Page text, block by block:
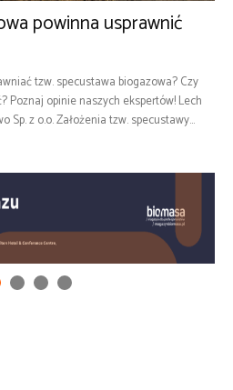
powinna usprawnić
tzw. specustawa biogazowa? Czy
Poznaj opinie naszych ekspertów! Lech
Sp. z o.o. Założenia tzw. specustawy...